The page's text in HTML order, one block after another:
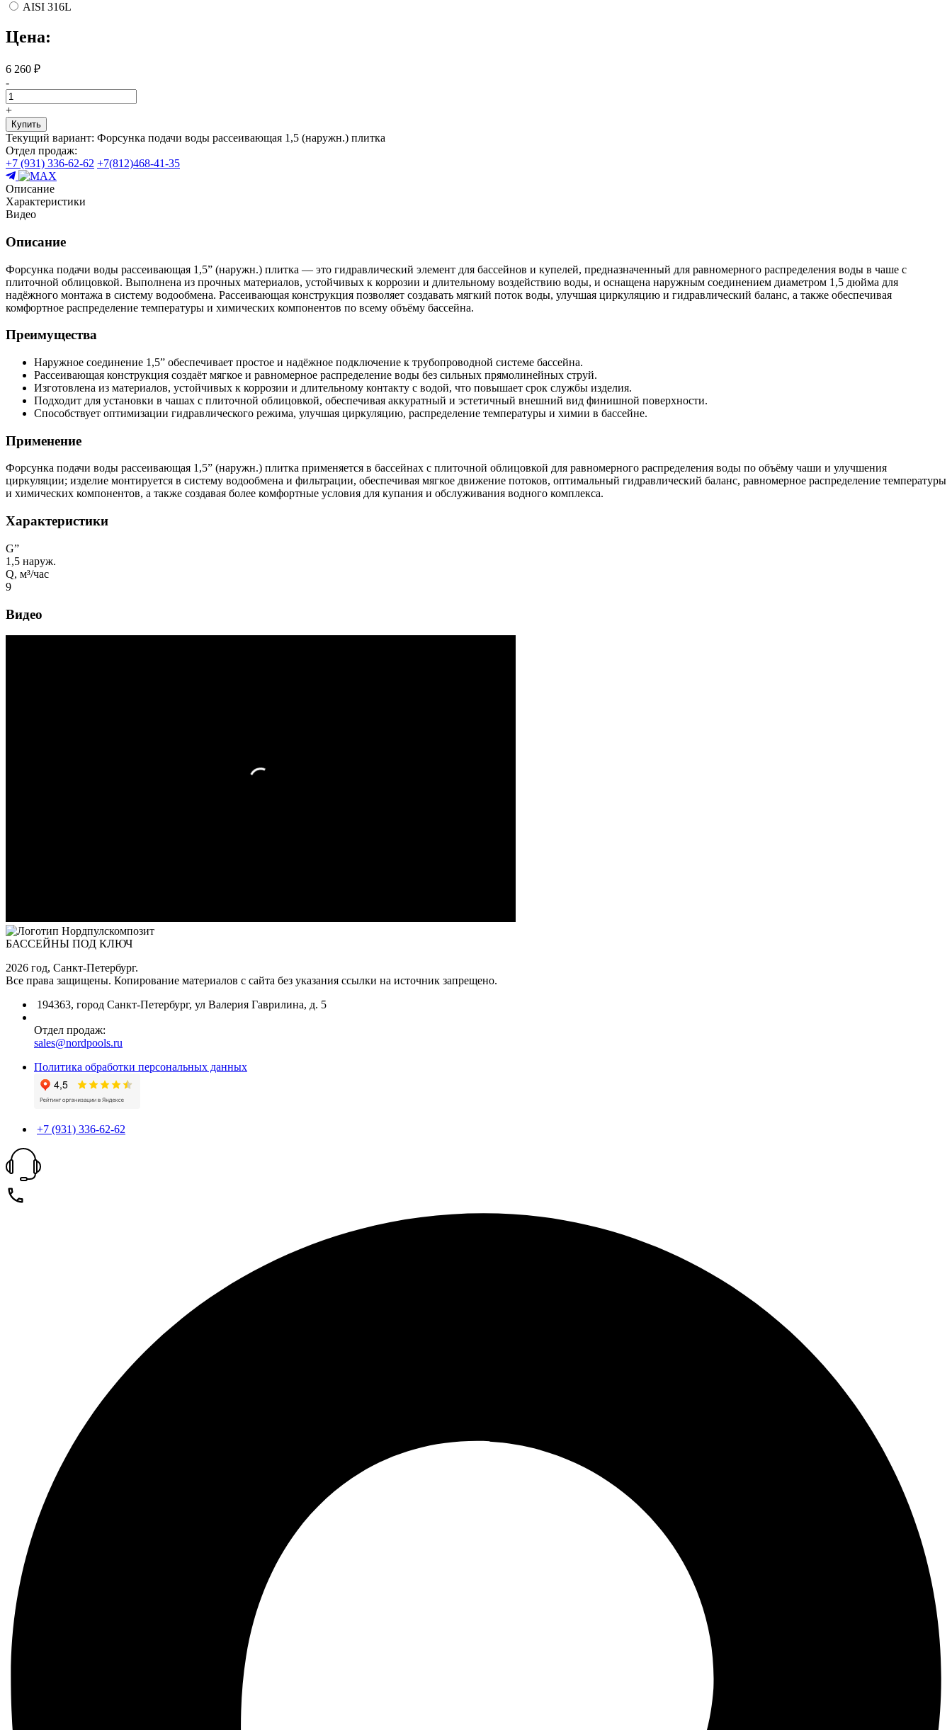
AISI 316L
Цена:
6 260 ₽
-
+
Купить
Текущий вариант: Форсунка подачи воды рассеивающая 1,5 (наружн.) плитка
Отдел продаж:
+7 (931) 336-62-62 +7(812)468-41-35
Описание
Характеристики
Видео
Описание
Форсунка подачи воды рассеивающая 1,5” (наружн.) плитка — это гидравлический элемент для бассейнов и купелей, предназначенный для равномерного распределения воды в чаше с
плиточной облицовкой. Выполнена из прочных материалов, устойчивых к коррозии и длительному воздействию воды, и оснащена наружным соединением диаметром 1,5 дюйма для
надёжного монтажа в систему водообмена. Рассеивающая конструкция позволяет создавать мягкий поток воды, улучшая циркуляцию и гидравлический баланс, а также обеспечивая
комфортное распределение температуры и химических компонентов по всему объёму бассейна.
Преимущества
Наружное соединение 1,5” обеспечивает простое и надёжное подключение к трубопроводной системе бассейна.
Рассеивающая конструкция создаёт мягкое и равномерное распределение воды без сильных прямолинейных струй.
Изготовлена из материалов, устойчивых к коррозии и длительному контакту с водой, что повышает срок службы изделия.
Подходит для установки в чашах с плиточной облицовкой, обеспечивая аккуратный и эстетичный внешний вид финишной поверхности.
Способствует оптимизации гидравлического режима, улучшая циркуляцию, распределение температуры и химии в бассейне.
Применение
Форсунка подачи воды рассеивающая 1,5” (наружн.) плитка применяется в бассейнах с плиточной облицовкой для равномерного распределения воды по объёму чаши и улучшения
циркуляции; изделие монтируется в систему водообмена и фильтрации, обеспечивая мягкое движение потоков, оптимальный гидравлический баланс, равномерное распределение температуры
и химических компонентов, а также создавая более комфортные условия для купания и обслуживания водного комплекса.
Характеристики
G”
1,5 наруж.
Q, м³/час
9
Видео
БАССЕЙНЫ ПОД КЛЮЧ
2026 год, Санкт-Петербург.
Все права защищены. Копирование материалов с сайта без указания ссылки на источник запрещено.
194363, город Санкт-Петербург, ул Валерия Гаврилина, д. 5
Отдел продаж:
sales@nordpools.ru
Политика обработки персональных данных
+7 (931) 336-62-62